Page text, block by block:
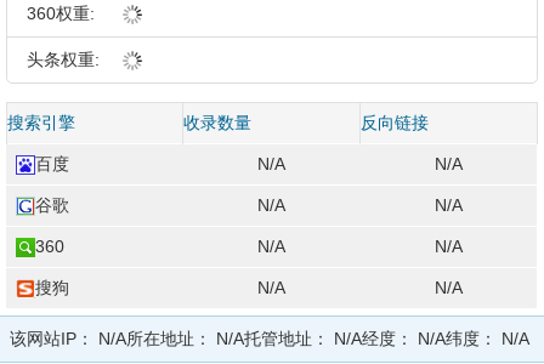
360权重:
头条权重:
搜索引擎 收录数量 反向链接
百度 N/A N/A
谷歌 N/A N/A
360 N/A N/A
搜狗 N/A N/A
该网站IP： N/A所在地址： N/A托管地址： N/A经度： N/A纬度： N/A